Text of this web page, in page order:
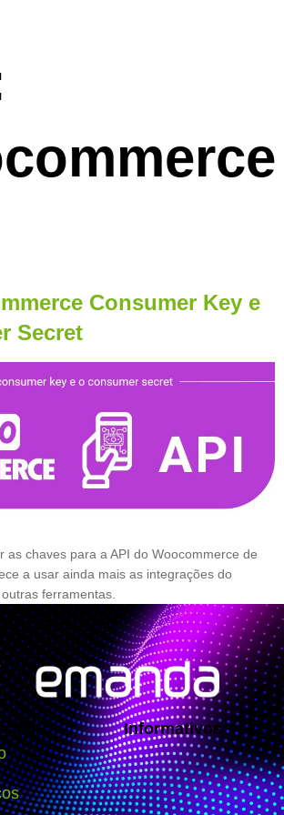
Consumer Key e
Secret
as chaves para a API do Woocommerce de
a usar ainda mais as integrações do
ferramentas.
Informativos